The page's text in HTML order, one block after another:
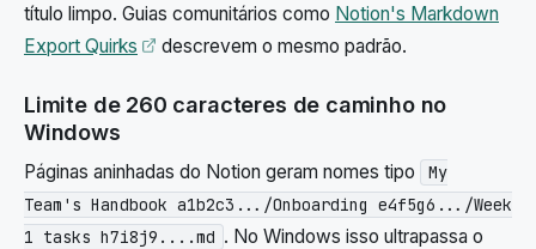
título limpo. Guias comunitários como Notion's Markdown
Export Quirks
Abre em uma nova aba
descrevem o mesmo padrão.
Limite de 260 caracteres de caminho no
Windows
Páginas aninhadas do Notion geram nomes tipo
My
Team's Handbook a1b2c3.../Onboarding e4f5g6.../Week
1 tasks h7i8j9....md . No Windows isso ultrapassa o